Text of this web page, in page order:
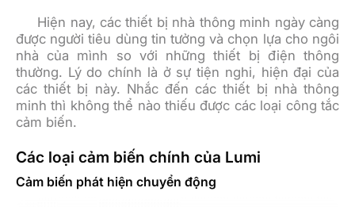
Hiện nay, các thiết bị nhà thông minh ngày càng
được người tiêu dùng tin tưởng và chọn lựa cho ngôi
nhà của mình so với những thiết bị điện thông
thường. Lý do chính là ở sự tiện nghi, hiện đại của
các thiết bị này. Nhắc đến các thiết bị nhà thông
minh thì không thể nào thiếu được các loại công tắc
cảm biến.
Các loại cảm biến chính của Lumi
Cảm biến phát hiện chuyển động